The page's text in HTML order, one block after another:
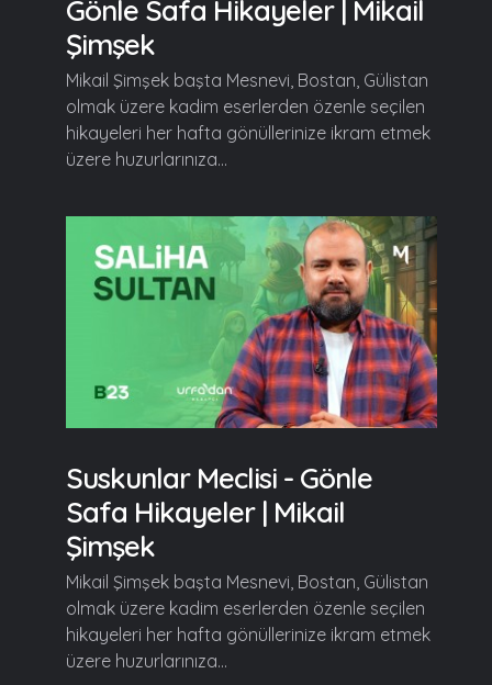
Gönle Safa Hikayeler | Mikail
Şimşek
Mikail Şimşek başta Mesnevi, Bostan, Gülistan
olmak üzere kadim eserlerden özenle seçilen
hikayeleri her hafta gönüllerinize ikram etmek
üzere huzurlarınıza...
Suskunlar Meclisi - Gönle
Safa Hikayeler | Mikail
Şimşek
Mikail Şimşek başta Mesnevi, Bostan, Gülistan
olmak üzere kadim eserlerden özenle seçilen
hikayeleri her hafta gönüllerinize ikram etmek
üzere huzurlarınıza...